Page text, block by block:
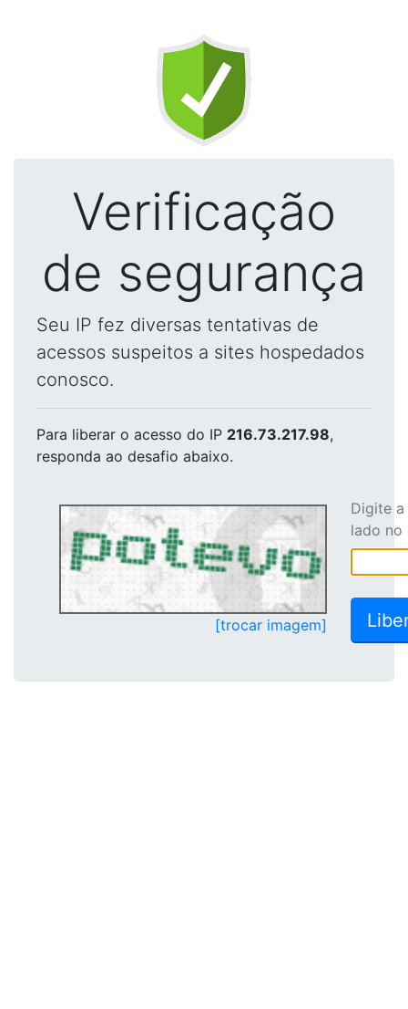
Verificação
de segurança
Seu IP fez diversas tentativas de
acessos suspeitos a sites hospedados
conosco.
Para liberar o acesso do IP 216.73.217.98,
responda ao desafio abaixo.
[trocar imagem]
Digite
lado no